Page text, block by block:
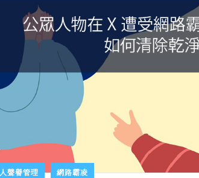
聲譽管理 網路霸凌